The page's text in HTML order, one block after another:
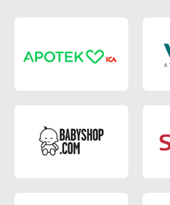
Apotek Hjärtat SE
Babyshop SE